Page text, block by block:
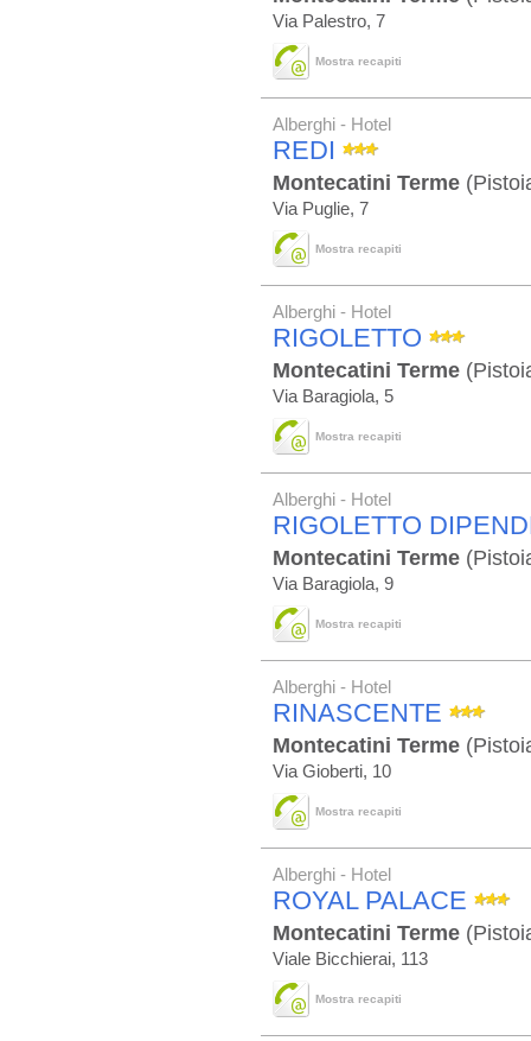
Via Palestro, 7
Mostra recapiti
Alberghi - Hotel
REDI
Montecatini Terme
Via Puglie, 7
Mostra recapiti
Alberghi - Hotel
RIGOLETTO
Montecatini Terme
Via Baragiola, 5
Mostra recapiti
Alberghi - Hotel
RIGOLETTO
Montecatini Terme
Via Baragiola, 9
Mostra recapiti
Alberghi - Hotel
RINASCENTE
Montecatini Terme
Via Gioberti, 10
Mostra recapiti
Alberghi - Hotel
ROYAL PALACE
Montecatini Terme
Viale Bicchierai, 113
Mostra recapiti